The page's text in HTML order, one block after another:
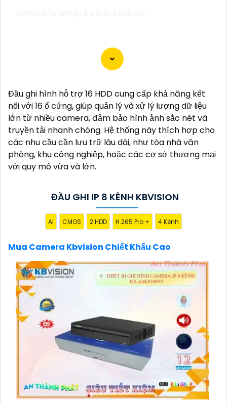
Đầu ghi hình hỗ trợ 16 HDD cung cấp khả năng kết
nối với 16 ổ cứng, giúp quản lý và xử lý lượng dữ liệu
lớn từ nhiều camera, đảm bảo hình ảnh sắc nét và
truyền tải nhanh chóng. Hệ thống này thích hợp cho
các nhu cầu cần lưu trữ lâu dài, như tòa nhà văn
phòng, khu công nghiệp, hoặc các cơ sở thương mại
với quy mô vừa và lớn.
ĐẦU GHI IP 8 KÊNH KBVISION
AI CMOS 2 HDD H.265 Pro + 4 Kênh
Mua Camera Kbvision Chiết Khấu Cao